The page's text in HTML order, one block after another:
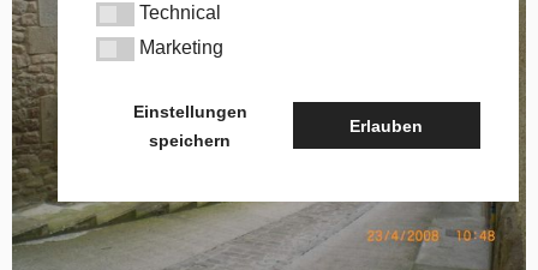
TechnicalTechnical
MarketingMarketing
Einstellungen
speichern
Erlauben